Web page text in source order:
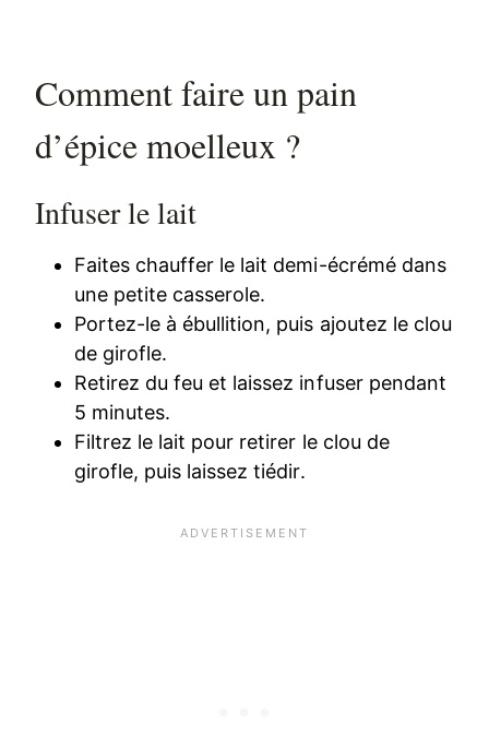
Comment faire un pain
d’épice moelleux ?
Infuser le lait
Faites chauffer le lait demi-écrémé dans
une petite casserole.
Portez-le à ébullition, puis ajoutez le clou
de girofle.
Retirez du feu et laissez infuser pendant
5 minutes.
Filtrez le lait pour retirer le clou de
girofle, puis laissez tiédir.